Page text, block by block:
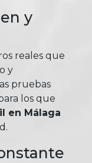
y
reales que
y
pruebas
los que
en Málaga